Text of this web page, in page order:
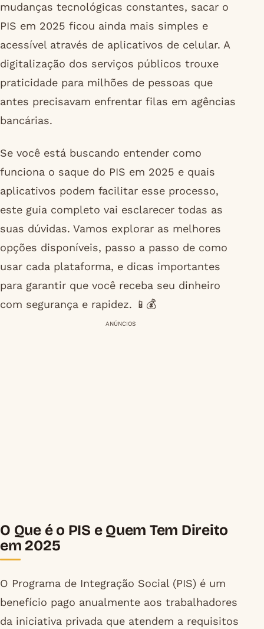
mudanças tecnológicas constantes, sacar o
PIS em 2025 ficou ainda mais simples e
acessível através de aplicativos de celular. A
digitalização dos serviços públicos trouxe
praticidade para milhões de pessoas que
antes precisavam enfrentar filas em agências
bancárias.
Se você está buscando entender como
funciona o saque do PIS em 2025 e quais
aplicativos podem facilitar esse processo,
este guia completo vai esclarecer todas as
suas dúvidas. Vamos explorar as melhores
opções disponíveis, passo a passo de como
usar cada plataforma, e dicas importantes
para garantir que você receba seu dinheiro
com segurança e rapidez. 📱💰
ANÚNCIOS
O Que é o PIS e Quem Tem Direito
em 2025
O Programa de Integração Social (PIS) é um
benefício pago anualmente aos trabalhadores
da iniciativa privada que atendem a requisitos